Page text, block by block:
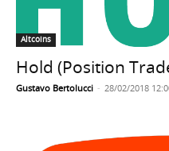
Altcoins
Hold (Position
Gustavo Bertolucci - 28/02/2018